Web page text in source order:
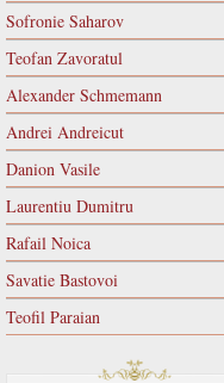
Sofronie Saharov
Teofan Zavoratul
Alexander Schmemann
Andrei Andreicut
Danion Vasile
Laurentiu Dumitru
Rafail Noica
Savatie Bastovoi
Teofil Paraian